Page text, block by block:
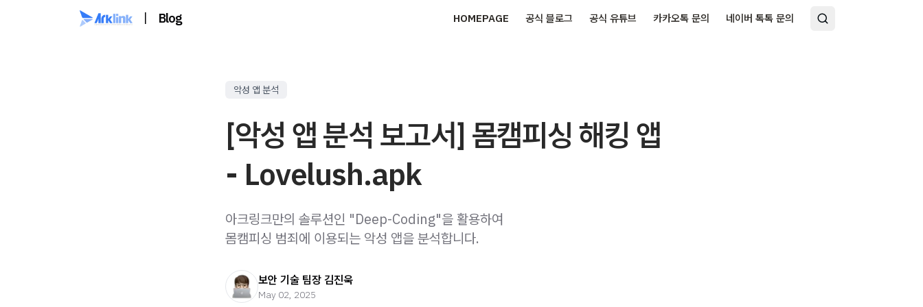
| Blog HOMEPAGE 공식 블로그 공식 유튜브 카카오톡 문의 네이버 톡톡 문의
악성 앱 분석
[악성 앱 분석 보고서] 몸캠피싱 해킹 앱
- Lovelush.apk
아크링크만의 솔루션인 "Deep-Coding"을 활용하여
몸캠피싱 범죄에 이용되는 악성 앱을 분석합니다.
보안 기술 팀장 김진욱
May 02, 2025